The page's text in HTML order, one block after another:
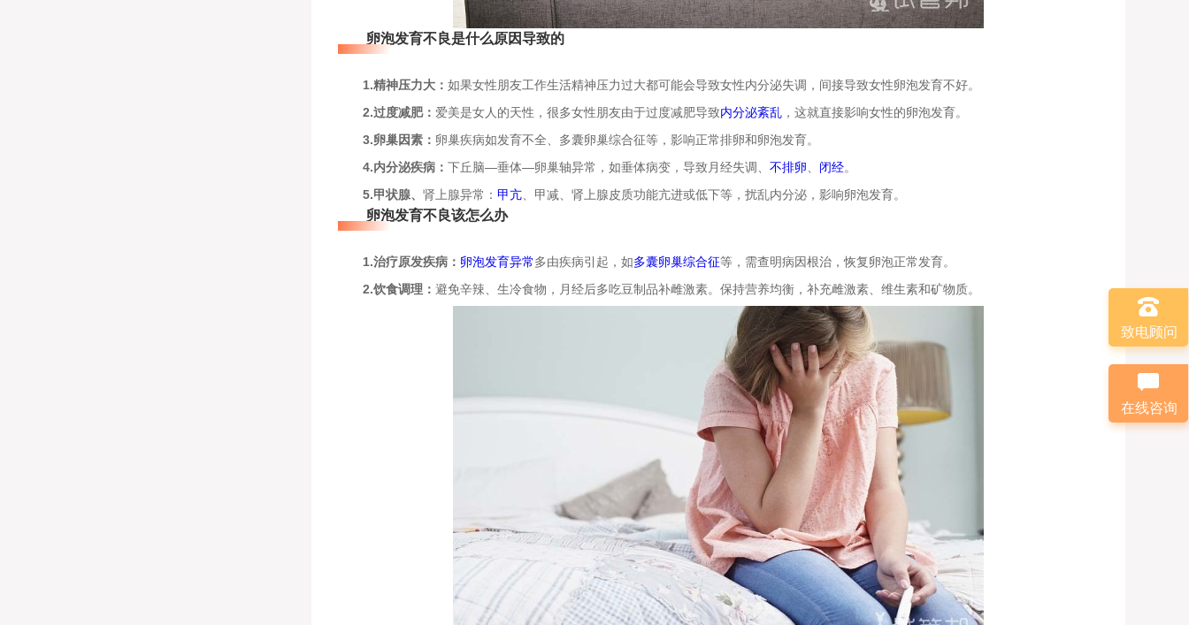
卵泡发育不良是什么原因导致的
1.精神压力大： 如果女性朋友工作生活精神压力过大都可能会导致女性内分泌失调，间接导致女性卵泡发育不好。
2.过度减肥： 爱美是女人的天性，很多女性朋友由于过度减肥导致内分泌紊乱 ，这就直接影响女性的卵泡发育。
3.卵巢因素： 卵巢疾病如发育不全、多囊卵巢综合征等，影响正常排卵和卵泡发育。
4.内分泌疾病： 下丘脑—垂体—卵巢轴异常，如垂体病变，导致月经失调、 不排卵 闭经。
5.甲状腺、 肾上腺异常： 甲亢 、甲减、肾上腺皮质功能亢进或低下等，扰乱内分泌，影响卵泡发育。
卵泡发育不良该怎么办
1.治疗原发疾病 ： 卵泡发育异常多由疾病引起，如多囊卵巢综合征等，需查明病因根治，恢复卵泡正常发育。
2.饮食调理： 避免辛辣、生冷食物，月经后多吃豆制品补雌激素。保持营养均衡，补充雌激素、维生素和矿物质。
致电顾问
在线咨询